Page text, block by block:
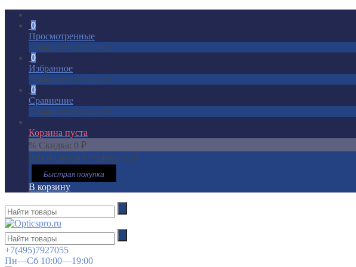
0
Просмотренные
Товары отсутствуют
0
Избранное
Товары отсутствуют
0
Сравнение
Товары отсутствуют
Корзина пуста
% Скидка: 0 ₽
ИТОГОВАЯ СУММА: 0 ₽
Быстрая покупка
В корзину
+7(495)7927055
Пн—Сб 10:00—19:00